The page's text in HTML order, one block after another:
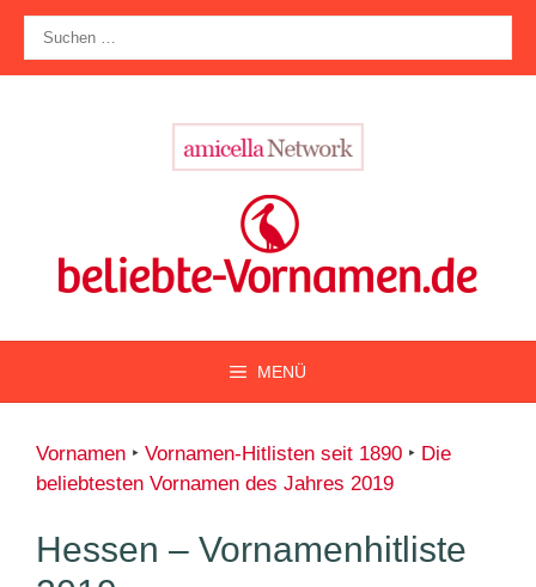
Zum
Inhalt
springen
nach:
MENÜ
Vornamen ‣ Vornamen-Hitlisten seit 1890 ‣ Die
beliebtesten Vornamen des Jahres 2019
Hessen – Vornamenhitliste